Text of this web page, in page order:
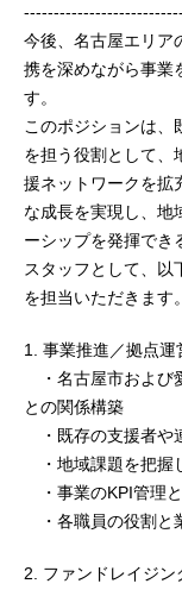
今後、名古屋エリア
携を深めながら事業
す。
このポジションは、
を担う役割として、
援ネットワークを拡
な成長を実現し、地
ーシップを発揮でき
スタッフとして、以
を担当いただきます。
1. 事業推進／拠点運
・名古屋市および
との関係構築
・既存の支援者や
・地域課題を把握
・事業のKPI管理
・各職員の役割と
2. ファンドレイジン